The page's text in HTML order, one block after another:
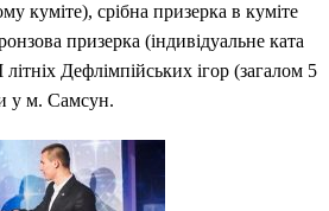
куміте), срібна призерка в куміте
призерка (індивідуальне ката
Дефлімпійських ігор (загалом 5
у м. Самсун.